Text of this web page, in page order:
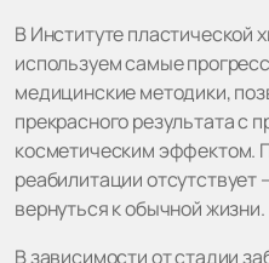
В Институте пластической
используем самые
медицинские методики,
прекрасного результата с
косметическим эффектом.
реабилитации отсутствует
вернуться к обычной жизни.
В зависимости от стадии